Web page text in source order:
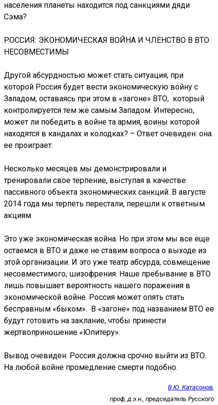
населения планеты находится под санкциями дяди
Сэма?
РОССИЯ: ЭКОНОМИЧЕСКАЯ ВОЙНА И ЧЛЕНСТВО В ВТО
НЕСОВМЕСТИМЫ
Другой абсурдностью может стать ситуация, при
которой Россия будет вести экономическую войну с
Западом, оставаясь при этом в «загоне» ВТО, который
контролируется тем же самым Западом. Интересно,
может ли победить в войне та армия, воины которой
находятся в кандалах и колодках? – Ответ очевиден: она
ее проиграет.
Несколько месяцев мы демонстрировали и
тренировали свое терпение, выступая в качестве
пассивного объекта экономических санкций. В августе
2014 года мы терпеть перестали, перешли к ответным
акциям.
Это уже экономическая война. Но при этом мы все еще
остаемся в ВТО и даже не ставим вопроса о выходе из
этой организации. И это уже театр абсурда, совмещение
несовместимого, шизофрения. Наше пребывание в ВТО
лишь повышает вероятность нашего поражения в
экономической войне. Россия может опять стать
бесправным «быком». В «загоне» под названием ВТО ее
будут готовить на заклание, чтобы принести
жертвоприношение «Юпитеру».
Вывод очевиден: Россия должна срочно выйти из ВТО.
На любой войне промедление смерти подобно.
В.Ю. Катасонов,
проф, д.э.н., председатель Русского